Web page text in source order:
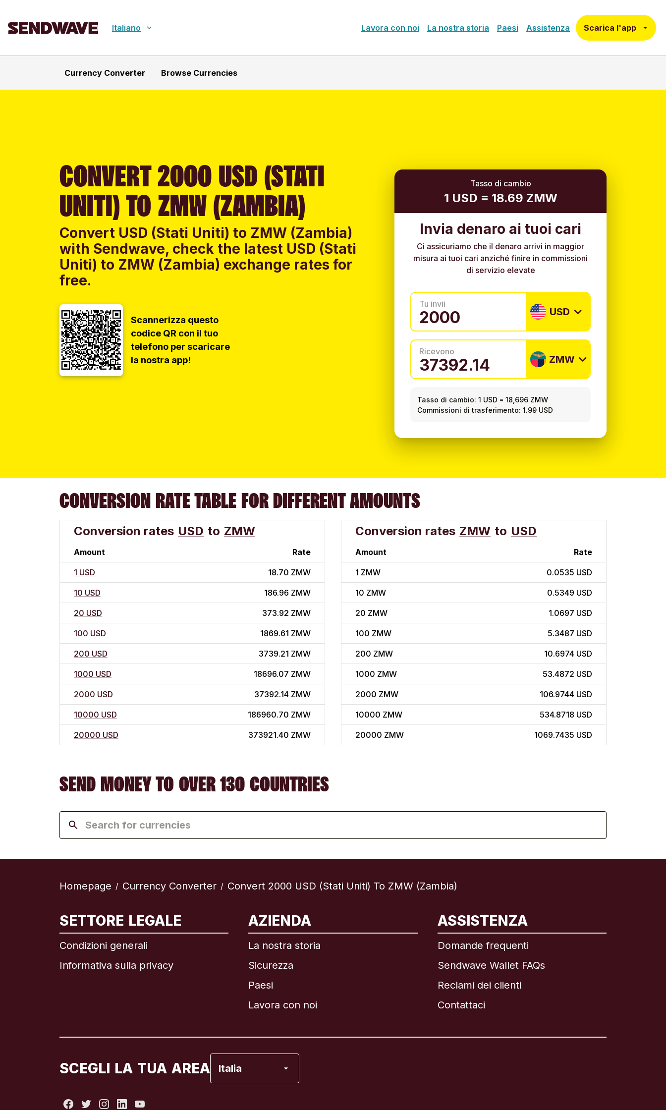
Italiano Lavora con noi La nostra storia Paesi Assistenza Scarica l'app
Currency Converter Browse Currencies
CONVERT 2000 USD (STATI
UNITI) TO ZMW (ZAMBIA)
Convert USD (Stati Uniti) to ZMW (Zambia)
with Sendwave, check the latest USD (Stati
Uniti) to ZMW (Zambia) exchange rates for
free.
Scannerizza questo
codice QR con il tuo
telefono per scaricare
la nostra app!
Tasso di cambio
1 USD = 18.69 ZMW
Invia denaro ai tuoi cari
Ci assicuriamo che il denaro arrivi in maggior
misura ai tuoi cari anziché finire in commissioni
di servizio elevate
Tu invii
USD
Ricevono
ZMW
Tasso di cambio: 1 USD =18,696 ZMW
Commissioni di trasferimento: 1.99 USD
CONVERSION RATE TABLE FOR DIFFERENT AMOUNTS
Conversion rates USD to ZMW
Amount Rate
1 USD 18.70 ZMW
10 USD 186.96 ZMW
20 USD 373.92 ZMW
100 USD 1869.61 ZMW
200 USD 3739.21 ZMW
1000 USD 18696.07 ZMW
2000 USD 37392.14 ZMW
10000 USD 186960.70 ZMW
20000 USD 373921.40 ZMW
Conversion rates ZMW to USD
Amount Rate
1 ZMW 0.0535 USD
10 ZMW 0.5349 USD
20 ZMW 1.0697 USD
100 ZMW 5.3487 USD
200 ZMW 10.6974 USD
1000 ZMW 53.4872 USD
2000 ZMW 106.9744 USD
10000 ZMW 534.8718 USD
20000 ZMW 1069.7435 USD
SEND MONEY TO OVER 130 COUNTRIES
Homepage / Currency Converter / Convert 2000 USD (Stati Uniti) To ZMW (Zambia)
SETTORE LEGALE
Condizioni generali
Informativa sulla privacy
AZIENDA
La nostra storia
Sicurezza
Paesi
Lavora con noi
ASSISTENZA
Domande frequenti
Sendwave Wallet FAQs
Reclami dei clienti
Contattaci
SCEGLI LA TUA AREA Italia